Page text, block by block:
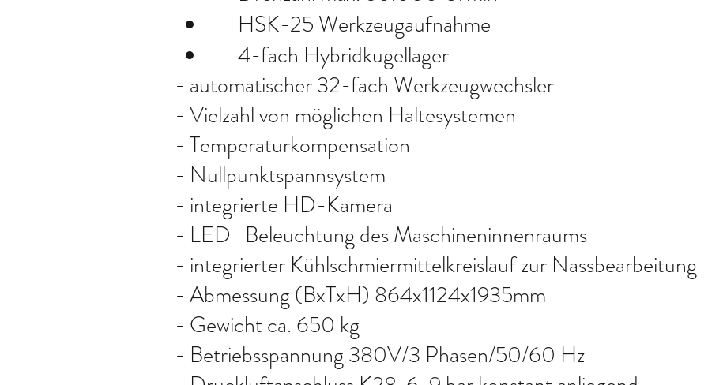
HSK-25 Werkzeugaufnahme
4-fach Hybridkugellager
- automatischer 32-fach Werkzeugwechsler
- Vielzahl von möglichen Haltesystemen
- Temperaturkompensation
- Nullpunktspannsystem
- integrierte HD-Kamera
- LED–Beleuchtung des Maschineninnenraums
- integrierter Kühlschmiermittelkreislauf zur Nassbearbeitung
- Abmessung (BxTxH) 864x1124x1935mm
- Gewicht ca. 650 kg
- Betriebsspannung 380V/3 Phasen/50/60 Hz